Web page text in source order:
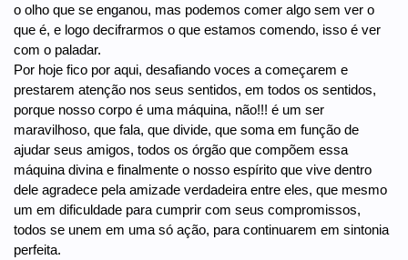
o olho que se enganou, mas podemos comer algo sem ver o
que é, e logo decifrarmos o que estamos comendo, isso é ver
com o paladar.
Por hoje fico por aqui, desafiando voces a começarem e
prestarem atenção nos seus sentidos, em todos os sentidos,
porque nosso corpo é uma máquina, não!!! é um ser
maravilhoso, que fala, que divide, que soma em função de
ajudar seus amigos, todos os órgão que compõem essa
máquina divina e finalmente o nosso espírito que vive dentro
dele agradece pela amizade verdadeira entre eles, que mesmo
um em dificuldade para cumprir com seus compromissos,
todos se unem em uma só ação, para continuarem em sintonia
perfeita.